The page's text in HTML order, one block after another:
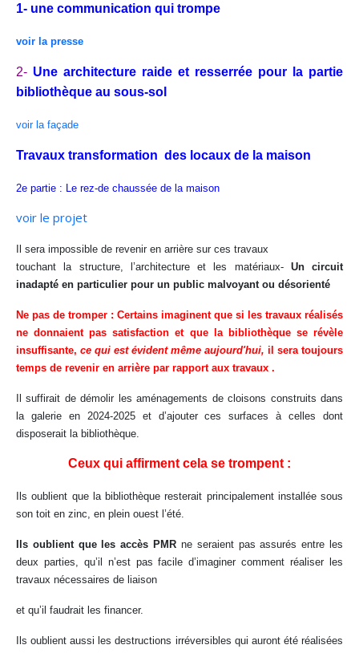
1- une communication qui trompe
voir la presse
2- Une architecture raide et resserrée pour la partie
bibliothèque au sous-sol
voir la façade
Travaux transformation des locaux de la maison
2e partie : Le rez-de chaussée de la maison
voir le projet
Il sera impossible de revenir en arrière sur ces travaux
touchant la structure, l’architecture et les matériaux- Un circuit
inadapté en particulier pour un public malvoyant ou désorienté
Ne pas de tromper : Certains imaginent que si les travaux réalisés
ne donnaient pas satisfaction et que la bibliothèque se révèle
insuffisante, ce qui est évident même aujourd'hui, il sera toujours
temps de revenir en arrière par rapport aux travaux .
Il suffirait de démolir les aménagements de cloisons construits dans
la galerie en 2024-2025 et d’ajouter ces surfaces à celles dont
disposerait la bibliothèque.
Ceux qui affirment cela se trompent :
Ils oublient que la bibliothèque resterait principalement installée sous
son toit en zinc, en plein ouest l’été.
Ils oublient que les accès PMR ne seraient pas assurés entre les
deux parties, qu’il n’est pas facile d’imaginer comment réaliser les
travaux nécessaires de liaison
et qu’il faudrait les financer.
Ils oublient aussi les destructions irréversibles qui auront été réalisées